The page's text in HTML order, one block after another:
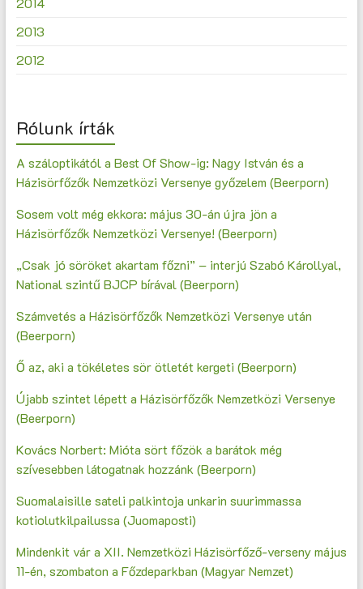
2013
2012
Rólunk írták
A száloptikától a Best Of Show-ig: Nagy István és a
Házisörfőzők Nemzetközi Versenye győzelem (Beerporn)
Sosem volt még ekkora: május 30-án újra jön a
Házisörfőzők Nemzetközi Versenye! (Beerporn)
„Csak jó söröket akartam főzni” – interjú Szabó Károllyal,
National szintű BJCP bírával (Beerporn)
Számvetés a Házisörfőzők Nemzetközi Versenye után
(Beerporn)
Ő az, aki a tökéletes sör ötletét kergeti (Beerporn)
Újabb szintet lépett a Házisörfőzők Nemzetközi Versenye
(Beerporn)
Kovács Norbert: Mióta sört főzök a barátok még
szívesebben látogatnak hozzánk (Beerporn)
Suomalaisille sateli palkintoja unkarin suurimmassa
kotiolutkilpailussa (Juomaposti)
Mindenkit vár a XII. Nemzetközi Házisörfőző-verseny május
11-én, szombaton a Főzdeparkban (Magyar Nemzet)